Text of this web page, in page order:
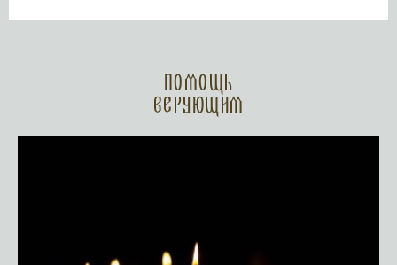
Помощь
верующим